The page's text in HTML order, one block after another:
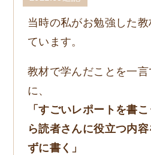
当時の私がお勉強した
ています。
教材で学んだことを一
に、
「すごいレポートを書
ら読者さんに役立つ内
ずに書く」